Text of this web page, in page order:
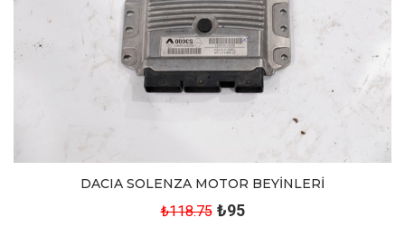
DACIA SOLENZA MOTOR BEYİNLERİ
₺118.75 ₺95